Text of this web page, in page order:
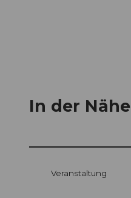
In der Nähe
Veranstaltung